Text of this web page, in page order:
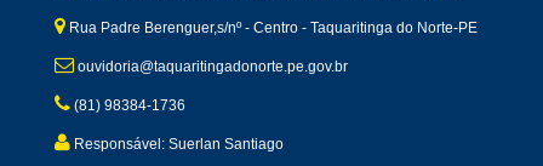
Rua Padre Berenguer,s/nº - Centro - Taquaritinga do Norte-PE
ouvidoria@taquaritingadonorte.pe.gov.br
(81) 98384-1736
Responsável: Suerlan Santiago